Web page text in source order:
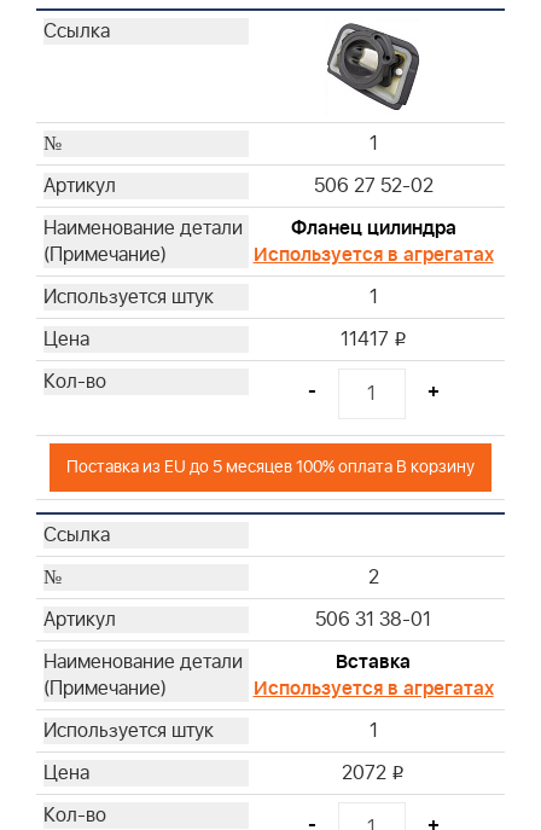
1
506 27 52-02
Фланец цилиндра
Используется в агрегатах
1
11417 i
- +
Поставка из EU до 5 месяцев 100% оплата В корзину
2
506 31 38-01
Вставка
Используется в агрегатах
1
2072 i